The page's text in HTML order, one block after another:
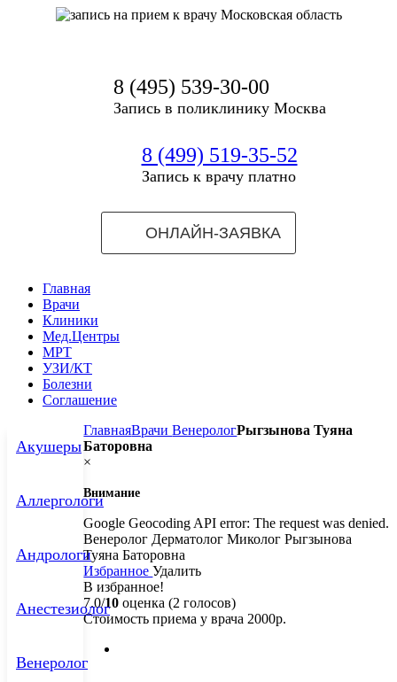
8 (495) 539-30-00
Запись в поликлинику Москва
8 (499) 519-35-52
Запись к врачу платно
ОНЛАЙН-ЗАЯВКА
Главная
Врачи
Клиники
Мед.Центры
МРТ
УЗИ/КТ
Болезни
Соглашение
ГлавнаяВрачиВенерологРыгзынова Туяна
Баторовна
×
Внимание
Google Geocoding API error: The request was denied.
Венеролог Дерматолог Миколог Рыгзынова
Туяна Баторовна
ИзбранноеУдалить
В избранное!
7.0/10 оценка (2 голосов)
Стоимость приема у врача 2000р.
Акушеры
Аллергологи
Андрологи
Анестезиолог
Венеролог